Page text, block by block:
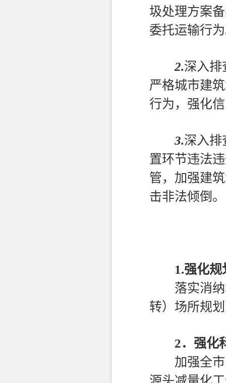
圾处理方案
委托运输行
2.深入排
严格城市建
行为，强化
3.深入排
置环节违法
管，加强建
击非法倾倒。
1.强化规
落实消纳
转）场所规
2． 强化
加强全市